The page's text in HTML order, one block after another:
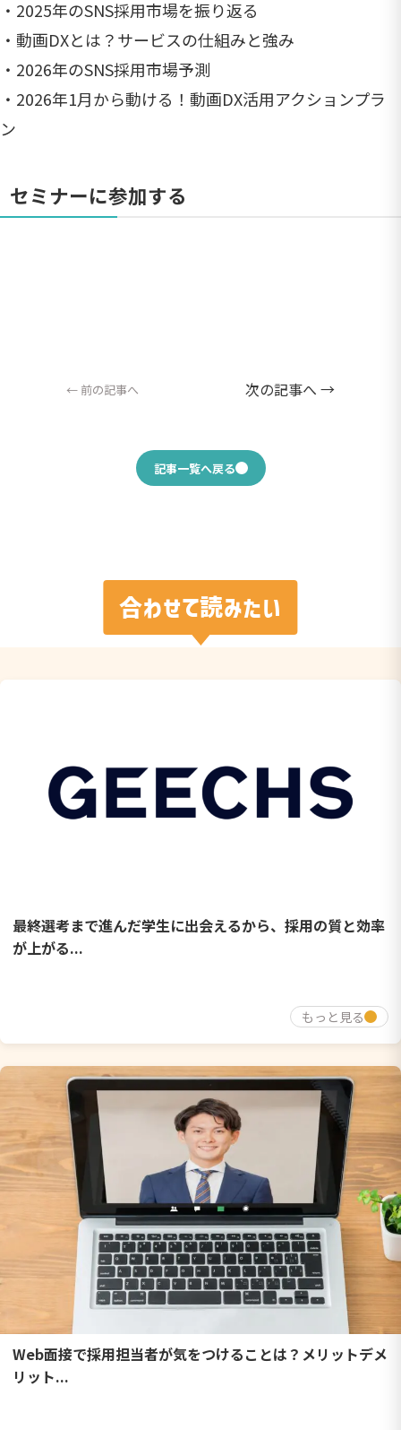
・2025年のSNS採用市場を振り返る
・動画DXとは？サービスの仕組みと強み
・2026年のSNS採用市場予測
・2026年1月から動ける！動画DX活用アクションプラ
ン
セミナーに参加する
← 前の記事へ 次の記事へ →
記事一覧へ戻る
合わせて読みたい
最終選考まで進んだ学生に出会えるから、採用の質と効率
が上がる...
もっと見る
Web面接で採用担当者が気をつけることは？メリットデメ
リット...